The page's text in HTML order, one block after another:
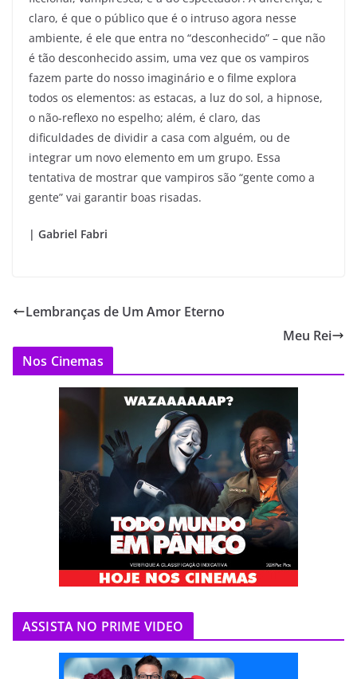
claro, é que o público que é o intruso agora nesse
ambiente, é ele que entra no “desconhecido” – que não
é tão desconhecido assim, uma vez que os vampiros
fazem parte do nosso imaginário e o filme explora
todos os elementos: as estacas, a luz do sol, a hipnose,
o não-reflexo no espelho; além, é claro, das
dificuldades de dividir a casa com alguém, ou de
integrar um novo elemento em um grupo. Essa
tentativa de mostrar que vampiros são “gente como a
gente” vai garantir boas risadas.
| Gabriel Fabri
Lembranças de Um Amor Eterno
Meu Rei
Nos Cinemas
ASSISTA NO PRIME VIDEO